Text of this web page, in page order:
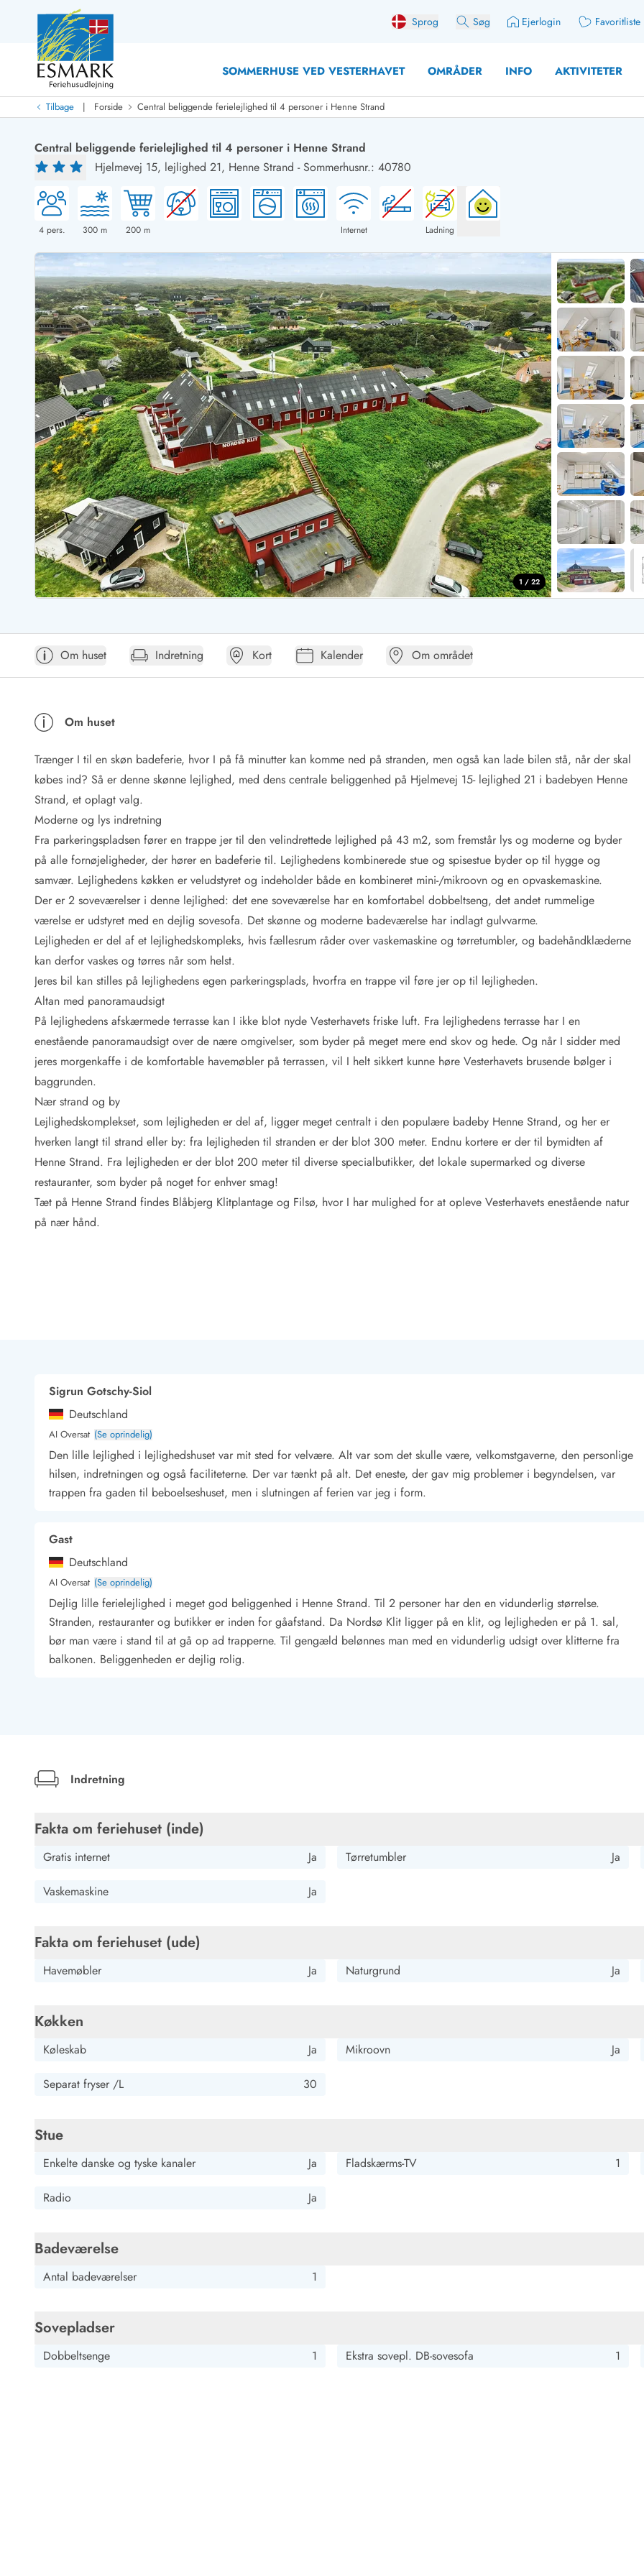
Sprog Søg Ejerlogin Favoritliste
SOMMERHUSE VED VESTERHAVET OMRÅDER INFO AKTIVITETER
Last Minute
Last minute
Nyheder
Nyheder hos Esmark Med swimmingpoolSommerhuse med hund
Nyrenoverede sommerhuse
Sommerhuse med slutrengøring inklusive
Sommerhuse tæt ved vandet
Nybyggede sommerhuse
Sommerhuse med sauna
Røgfrie/ikke-ryger sommerhuse
Sommerhuse med udsigt
Sommerhuse med spa
Sommerhuse med fredagsskift
Sommerhuse med lørdagsskift
Sommerhuse med søndagsskift
Sommerhuse med plads til fangsten
Sommerhuse med aktivitetsrum
Feriehuse med brændeovn
Luksussommerhuse
Sommerhuse med ydersæsonrabat
Sommerhuse for 2 personer
Sommerhuse for 4 Personer
Sommerhuse for 6 Personer
Sommerhuse for 8 Personer
Sommerhuse i
Sommerhuse i
Sommerhuse i
Sommerhuse i
Sommerhuse i juleferien
Sommerhuse til nytår
Sommerhuse i BjerregårdSommerhuse i Blåvand Sommerhuse i Hvide SandeSommerhuse i Søndervig
Sommerhuse i Årgab
Sommerhuse i Arrild
Sommerhuse i Bjerregård
Sommerhuse i Blåvand
Sommerhuse i Bork Havn
Sommerhuse i Fjand
Sommerhuse på Fanø
Sommerhuse i Grærup Strand
Sommerhuse i Haurvig
Sommerhuse i Henne Strand
Sommerhuse i Ho
Sommerhuse i Houstrup
Sommerhuse i Houvig
Sommerhus på Holmsland Klit
Sommerhuse på Holmsland
Sommerhuse i Hvide Sande
Sommerhuse i Jegum
Sommerhuse i Klegod
Sommerhuse i Lodbjerg
Sommerhuse i Nr.
Sommerhuse på Rømø
Sommerhuse i Søndervig
Sommerhuse i
Sommerhuse i
Sommerhuse i Vedersø
Sommerhuse i Vejers
Sommerhuse i Vester
Esmark RejsecurityEsmark KidsVIPEsmark VIP partnerfordeleFordele hos os
Sommerhus ABC
Forbrugsafregning (Strøm, vand...)
Lån og lej
Rengøring
Gavekort
Book tidligt
Lejebetingelser
Vejret i Danmark
Sæsontider
Baderegler
Naturbeskyttelse
Webcam
Fotokonkurrence
Fordele hos os
Esmark Rejsecurity
Esmark KidsVIP
Esmark VIP: Fordele og rabataftaler
Prisgaranti
Ingen depositum
Gæsteanmeldelser
Gratis WiFi i ferieområdet
We love people!
Fritidsaktiviteter
Esmark VIP partnerfordele
LEGOLAND® rabat
Ferie med børn
Minigolf i Vestjylland
Svømmehaller og badelande
Golfferie i sommerhus
Fitness og træning
Rideskoler/Ponyridning
Vandski for hele familien
Sejlads langs Vestkysten
Kulturaktiviteter
Historiske museer
Kunstmuseer
Kunsthåndværk og gallerier
Kulinariske oplevelser
Sandskulpturfestival
Kontakt, åbningstider og døgnvagt
Gæsterne siger
Nyhedsbrev
Sponsorater - Esmark støtter
Lejebetingelser
Persondata- og cookiepolitik
Job hos Esmark
Tilbage | Forside Central beliggende ferielejlighed til 4 personer i Henne Strand
Central beliggende ferielejlighed til 4 personer i Henne Strand
Hjelmevej 15, lejlighed 21, Henne Strand -Sommerhusnr.: 40780
4pers. 300 m 200 m Internet Ladning
1 / 22
Om huset Indretning Kort Kalender Om området
Om huset
Trænger I til en skøn badeferie, hvor I på få minutter kan komme ned på stranden, men også kan lade bilen stå, når der skal
købes ind? Så er denne skønne lejlighed, med dens centrale beliggenhed på Hjelmevej 15- lejlighed 21 i badebyen Henne
Strand, et oplagt valg.
Moderne og lys indretning
Fra parkeringspladsen fører en trappe jer til den velindrettede lejlighed på 43 m2, som fremstår lys og moderne og byder
på alle fornøjeligheder, der hører en badeferie til. Lejlighedens kombinerede stue og spisestue byder op til hygge og
samvær. Lejlighedens køkken er veludstyret og indeholder både en kombineret mini-/mikroovn og en opvaskemaskine.
Der er 2 soveværelser i denne lejlighed: det ene soveværelse har en komfortabel dobbeltseng, det andet rummelige
værelse er udstyret med en dejlig sovesofa. Det skønne og moderne badeværelse har indlagt gulvvarme.
Lejligheden er del af et lejlighedskompleks, hvis fællesrum råder over vaskemaskine og tørretumbler, og badehåndklæderne
kan derfor vaskes og tørres når som helst.
Jeres bil kan stilles på lejlighedens egen parkeringsplads, hvorfra en trappe vil føre jer op til lejligheden.
Altan med panoramaudsigt
På lejlighedens afskærmede terrasse kan I ikke blot nyde Vesterhavets friske luft. Fra lejlighedens terrasse har I en
enestående panoramaudsigt over de nære omgivelser, som byder på meget mere end skov og hede. Og når I sidder med
jeres morgenkaffe i de komfortable havemøbler på terrassen, vil I helt sikkert kunne høre Vesterhavets brusende bølger i
baggrunden.
Nær strand og by
Lejlighedskomplekset, som lejligheden er del af, ligger meget centralt i den populære badeby Henne Strand, og her er
hverken langt til strand eller by: fra lejligheden til stranden er der blot 300 meter. Endnu kortere er der til bymidten af
Henne Strand. Fra lejligheden er der blot 200 meter til diverse specialbutikker, det lokale supermarked og diverse
restauranter, som byder på noget for enhver smag!
Tæt på Henne Strand findes Blåbjerg Klitplantage og Filsø, hvor I har mulighed for at opleve Vesterhavets enestående natur
på nær hånd.
Sigrun Gotschy-Siol
Deutschland
AI Oversat (Se oprindelig)
Den lille lejlighed i lejlighedshuset var mit sted for velvære. Alt var som det skulle være, velkomstgaverne, den personlige
hilsen, indretningen og også faciliteterne. Der var tænkt på alt. Det eneste, der gav mig problemer i begyndelsen, var
trappen fra gaden til beboelseshuset, men i slutningen af ferien var jeg i form.
Gast
Deutschland
AI Oversat (Se oprindelig)
Dejlig lille ferielejlighed i meget god beliggenhed i Henne Strand. Til 2 personer har den en vidunderlig størrelse.
Stranden, restauranter og butikker er inden for gåafstand. Da Nordsø Klit ligger på en klit, og lejligheden er på 1. sal,
bør man være i stand til at gå op ad trapperne. Til gengæld belønnes man med en vidunderlig udsigt over klitterne fra
balkonen. Beliggenheden er dejlig rolig.
Indretning
Fakta om feriehuset (inde)
Gratis internet Ja Tørretumbler Ja
Vaskemaskine Ja
Fakta om feriehuset (ude)
Havemøbler Ja Naturgrund Ja
Køkken
Køleskab Ja Mikroovn Ja
Separat fryser /L 30
Stue
Enkelte danske og tyske kanaler Ja Fladskærms-TV 1
Radio Ja
Badeværelse
Antal badeværelser 1
Sovepladser
Dobbeltsenge 1 Ekstra sovepl. DB-sovesofa 1